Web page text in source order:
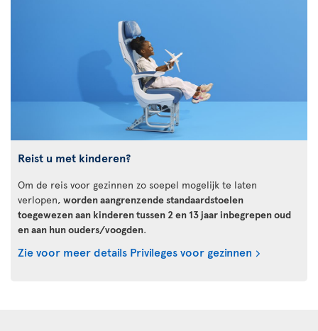
Reist u met kinderen?
Om de reis voor gezinnen zo soepel mogelijk te laten
verlopen, worden aangrenzende standaardstoelen
toegewezen aan kinderen tussen 2 en 13 jaar inbegrepen oud
en aan hun ouders/voogden.
Zie voor meer details Privileges voor gezinnen